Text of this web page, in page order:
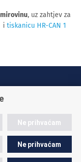
, uz zahtjev za
i tiskanicu HR-CAN 1
Ne prihvaćam
Ne prihvaćam